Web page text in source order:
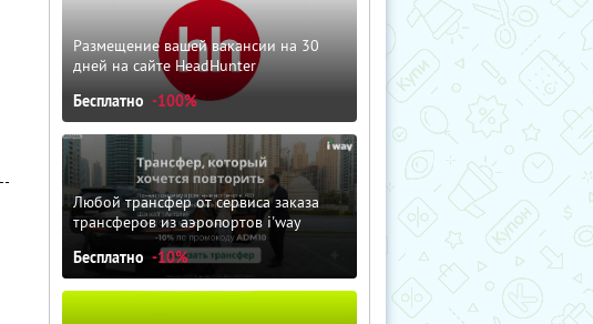
Размещение вашей вакансии на 30
дней на сайте HeadHunter
Бесплатно -100%
Любой трансфер от сервиса заказа
трансферов из аэропортов i'way
Бесплатно -10%